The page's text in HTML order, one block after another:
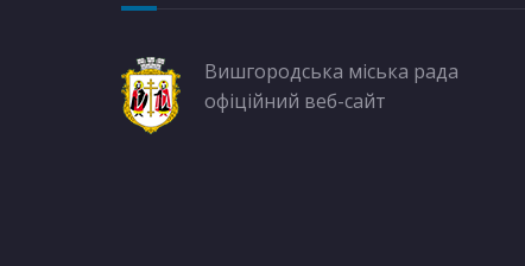
Вишгородська міська рада
офіційний веб-сайт